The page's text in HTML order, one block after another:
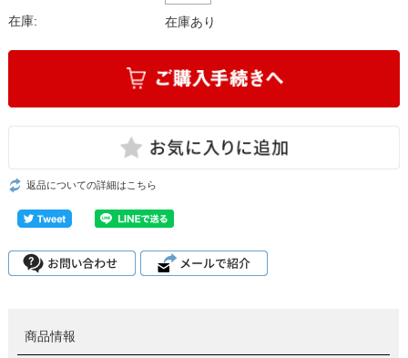
在庫: 在庫あり
返品についての詳細はこちら
商品情報